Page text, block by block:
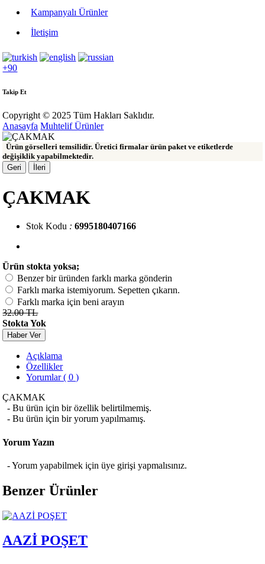
Kampanyalı Ürünler
İletişim
+90
Takip Et
Copyright © 2025 Tüm Hakları Saklıdır.
Anasayfa Muhtelif Ürünler
Ürün görselleri temsilidir. Üretici firmalar ürün paket ve etiketlerde
değişiklik yapabilmektedir.
Geri
İleri
ÇAKMAK
Stok Kodu : 6995180407166
Ürün stokta yoksa;
Benzer bir üründen farklı marka gönderin
Farklı marka istemiyorum. Sepetten çıkarın.
Farklı marka için beni arayın
32.00 TL
Stokta Yok
Haber Ver
Açıklama
Özellikler
Yorumlar ( 0 )
ÇAKMAK
- Bu ürün için bir özellik belirtilmemiş.
- Bu ürün için bir yorum yapılmamış.
Yorum Yazın
- Yorum yapabilmek için üye girişi yapmalısınız.
Benzer Ürünler
AAZİ POŞET